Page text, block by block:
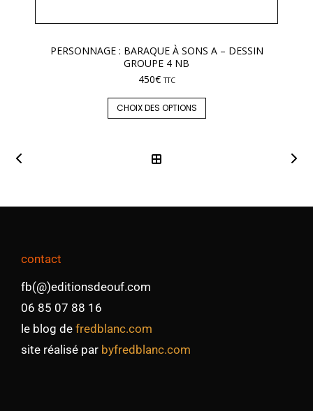
PERSONNAGE : BARAQUE À SONS A – DESSIN
GROUPE 4 NB
450€ TTC
CHOIX DES OPTIONS
contact
fb(@)editionsdeouf.com
06 85 07 88 16
le blog de fredblanc.com
site réalisé par byfredblanc.com